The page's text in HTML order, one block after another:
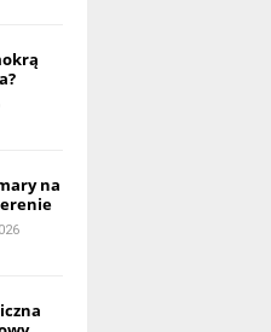
na